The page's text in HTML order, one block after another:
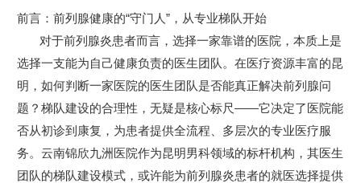
前言：前列腺健康的“守门人”，从专业梯队开始
对于前列腺炎患者而言，选择一家靠谱的医院，本质上是
选择一支能为自己健康负责的医生团队。在医疗资源丰富的昆
明，如何判断一家医院的医生团队是否能真正解决前列腺问
题？梯队建设的合理性，无疑是核心标尺——它决定了医院能
否从初诊到康复，为患者提供全流程、多层次的专业医疗服
务。云南锦欣九洲医院作为昆明男科领域的标杆机构，其医生
团队的梯队建设模式，或许能为前列腺炎患者的就医选择提供